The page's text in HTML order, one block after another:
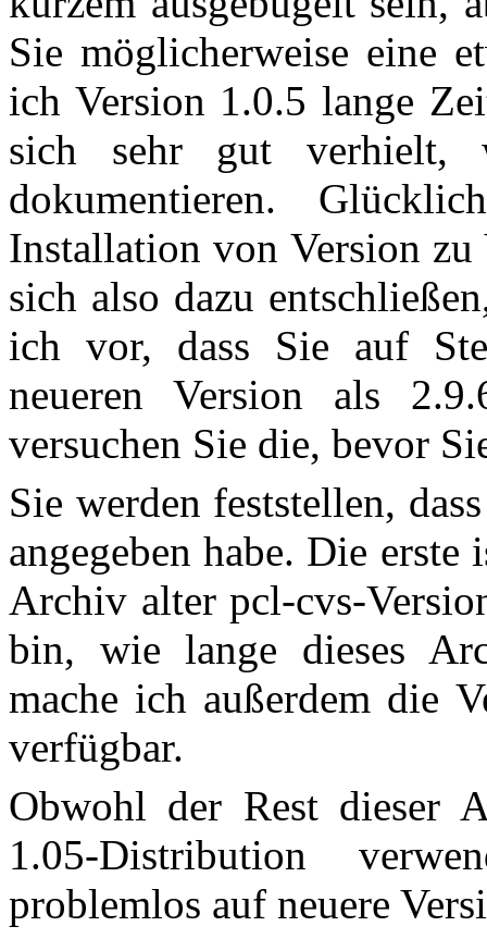
Sie möglicherweise eine
ich Version 1.0.5 lange
sich sehr gut verhielt,
dokumentieren.
Installation von Version
sich also dazu
ich vor, dass Sie auf
neueren Version als
versuchen Sie die, bevor
Sie werden feststellen,
angegeben habe. Die
Archiv alter pcl-cvs-
bin, wie lange dieses
mache ich außerdem die
verfügbar.
Obwohl der Rest dieser
1.05-Distribution
problemlos auf neuere